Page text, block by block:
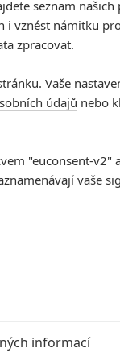
na
by
seriál z
Co na
? A vadilo
seznam našich
i vznést námitku
zpracovat.
Vaše
údajů nebo
"euconsent-v2"
vaše
informací